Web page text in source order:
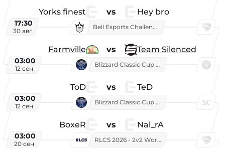
Yorks finest vs Hey bro
17:30
30 авг
Bell Esports Challenge 2026
Farmville vs Team Silenced
03:00
12 сен
Blizzard Classic Cup 2026
ToD vs TeD
03:00
12 сен
Blizzard Classic Cup 2026
BoxeR vs Nal_rA
03:00
20 сен
RLCS 2026 - 2v2 World Championship